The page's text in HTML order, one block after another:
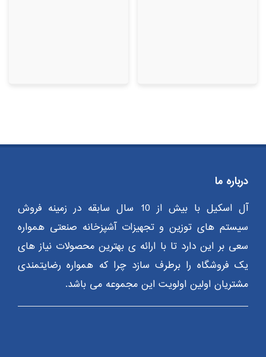
درباره ما
آل اسکیل با بیش از 10 سال سابقه در زمینه فروش
سیستم های توزین و تجهیزات آشپزخانه صنعتی همواره
سعی بر این دارد تا با ارائه ی بهترین محصولات نیاز های
یک فروشگاه را برطرف سازد چرا که همواره رضایتمندی
مشتریان اولین اولویت این مجموعه می باشد.